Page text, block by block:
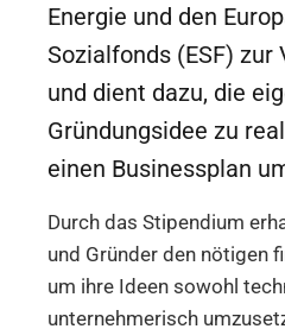
Energie und den
Sozialfonds (ESF)
und dient dazu, die
Gründungsidee zu
einen Businessplan
Durch das Stipendium
und Gründer den nötigen
um ihre Ideen sowohl
unternehmerisch